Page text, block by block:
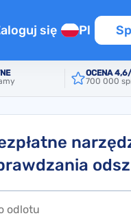
na lot przesiadkowy
/ PL
lot
locie
się Pl
OCENA
700 000